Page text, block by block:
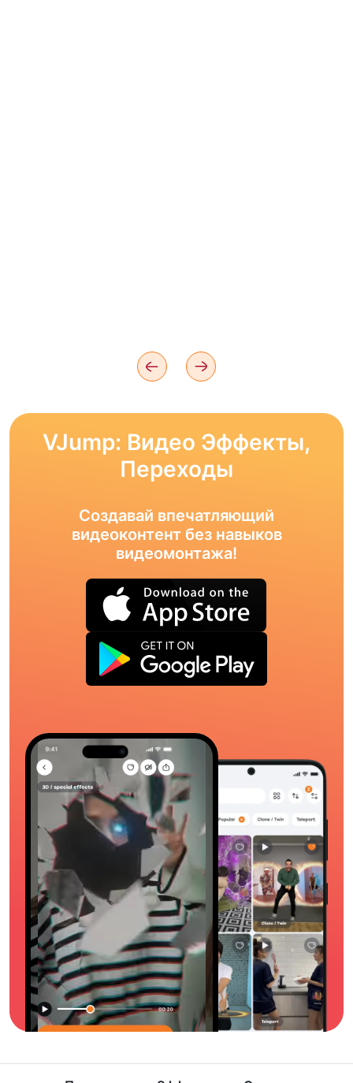
VJump: Видео Эффекты,
Переходы
Создавай впечатляющий
видеоконтент без навыков
видеомонтажа!